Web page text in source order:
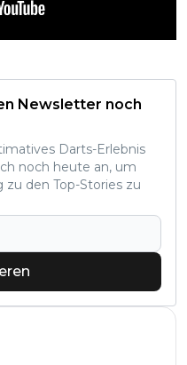
Newsletter noch
Darts-Erlebnis
noch heute an, um
zu den Top-Stories zu